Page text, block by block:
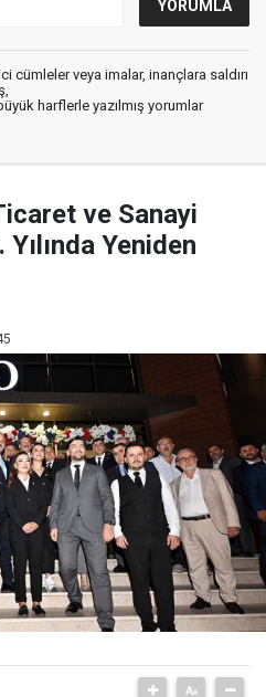
cümleler veya imalar, inançlara saldırı
harflerle yazılmış yorumlar
ve Sanayi
Yılında Yeniden